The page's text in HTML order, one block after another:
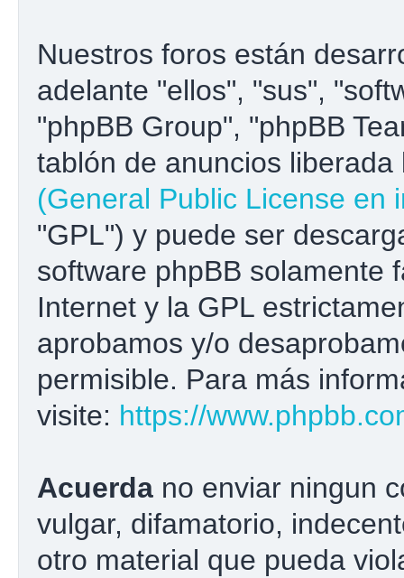
Nuestros foros están
adelante "ellos", "sus",
"phpBB Group", "phpBB
tablón de anuncios liberada
(General Public License en
"GPL") y puede ser
software phpBB solamente
Internet y la GPL
aprobamos y/o
permisible. Para más
visite: https://
Acuerda no enviar ningun
vulgar, difamatorio,
otro material que pueda